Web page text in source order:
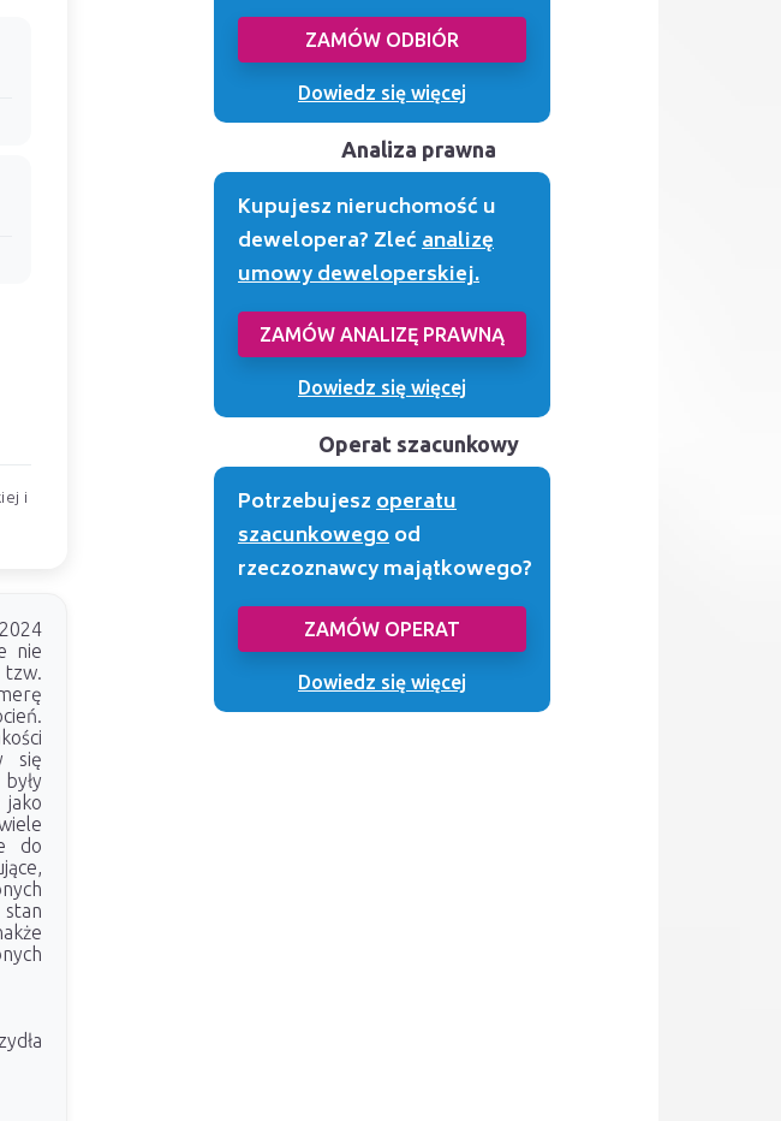
i
nie
tzw.
się
jako
do
ZAMÓW ODBIÓR
Dowiedz się więcej
Analiza prawna
Kupujesz nieruchomość u
dewelopera? Zlećanalizę
umowy deweloperskiej.
ZAMÓW ANALIZĘ PRAWNĄ
Dowiedz się więcej
Operat szacunkowy
Potrzebujeszoperatu
szacunkowegood
rzeczoznawcy majątkowego?
ZAMÓW OPERAT
Dowiedz się więcej